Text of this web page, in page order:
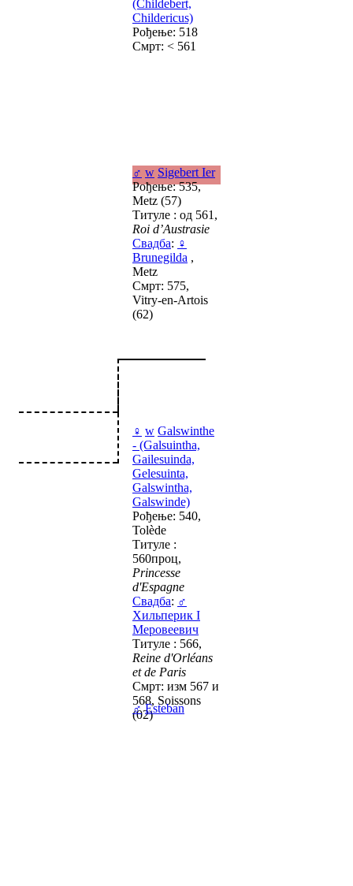
(Childebert,
Childericus)
Рођење: 518
Смрт: < 561
♂ w Sigebert Ier
Рођење: 535,
Metz (57)
Титуле : од 561,
Roi d’Austrasie
Свадба: ♀
Brunegilda ,
Metz
Смрт: 575,
Vitry-en-Artois
(62)
♀ w Galswinthe
- (Galsuintha,
Gailesuinda,
Gelesuinta,
Galswintha,
Galswinde)
Рођење: 540,
Tolède
Титуле :
560проц,
Princesse
d'Espagne
Свадба: ♂
Хильперик I
Меровеевич
Титуле : 566,
Reine d'Orléans
et de Paris
Смрт: изм 567 и
568, Soissons
(02)
♂ Esteban